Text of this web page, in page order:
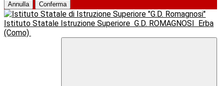
Annulla Conferma
Istituto Statale Istruzione Superiore G.D. ROMAGNOSI
Erba
(Como)